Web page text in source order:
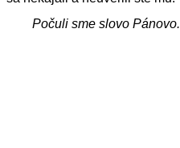
Počuli sme slovo Pánovo.